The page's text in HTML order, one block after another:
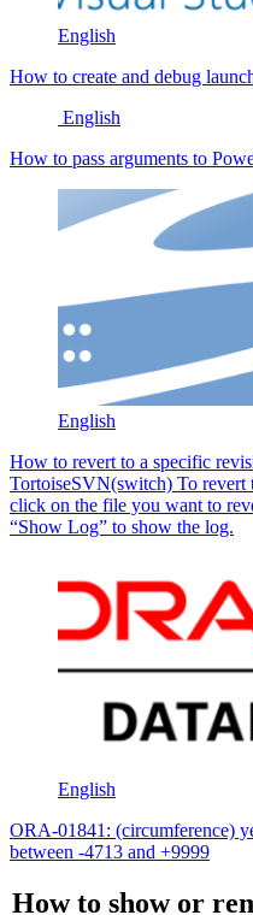
English
How to create and debug
English
How to pass arguments to
English
How to revert to a specific
TortoiseSVN(switch) To
click on the file you want to
“Show Log” to show the log.
English
ORA-01841: (circumference)
between -4713 and +9999
How to show or